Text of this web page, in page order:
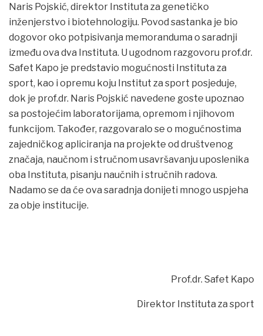
Naris Pojskić, direktor Instituta za genetičko
inženjerstvo i biotehnologiju. Povod sastanka je bio
dogovor oko potpisivanja memoranduma o saradnji
između ova dva Instituta. U ugodnom razgovoru prof.dr.
Safet Kapo je predstavio mogućnosti Instituta za
sport, kao i opremu koju Institut za sport posjeduje,
dok je prof.dr. Naris Pojskić navedene goste upoznao
sa postojećim laboratorijama, opremom i njihovom
funkcijom. Također, razgovaralo se o mogućnostima
zajedničkog apliciranja na projekte od društvenog
značaja, naučnom i stručnom usavršavanju uposlenika
oba Instituta, pisanju naučnih i stručnih radova.
Nadamo se da će ova saradnja donijeti mnogo uspjeha
za obje institucije.
Prof.dr. Safet Kapo
Direktor Instituta za sport